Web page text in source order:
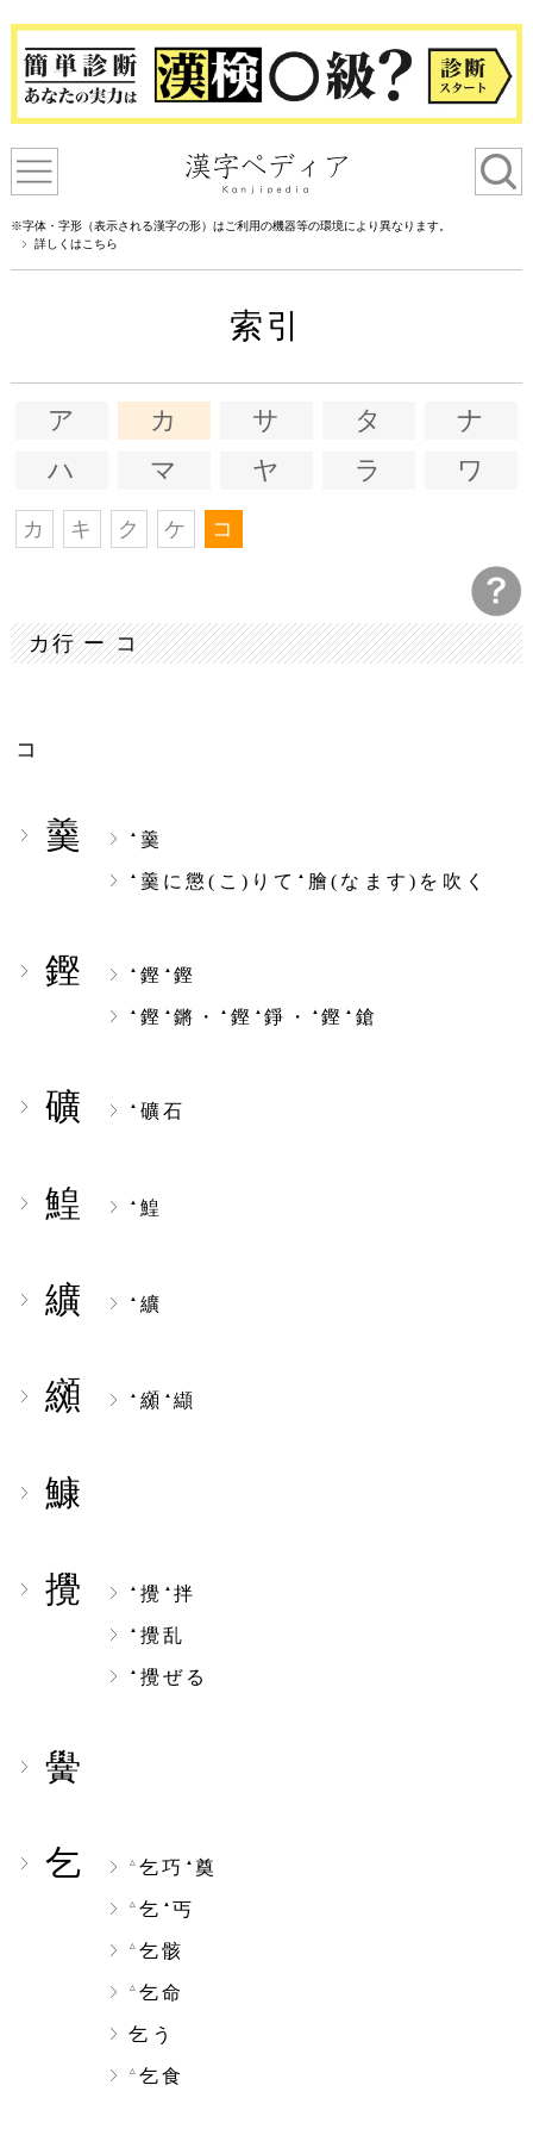
※字体・字形（表示される漢字の形）はご利用の機器等の環境により異なります。
詳しくはこちら
索引
ア カ サ タ
ナ
ハ
マ ヤ ラ ワ
カ キ ク ケ コ
カ行 ー コ
コ
羹 ▲ 羹
▲ 羹に懲(こ)りて ▲ 膾(なます)を吹く
鏗 ▲ 鏗 ▲ 鏗
▲ 鏗 ▲ 鏘・ ▲ 鏗 ▲錚・ ▲ 鏗 ▲ 鎗
礦 ▲礦石
鰉 ▲ 鰉
纊 ▲ 纊
纐 ▲ 纐 ▲ 纈
鱇
攪 ▲攪 ▲拌
▲攪乱
▲攪ぜる
黌
乞 △ 乞巧 ▲奠
△ 乞 ▲丐
△ 乞骸
△ 乞命
乞う
△ 乞食